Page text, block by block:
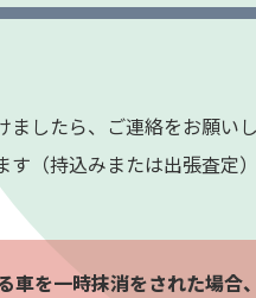
したら、ご連絡をお願い
す（持込みまたは出張査定
車を一時抹消をされた場合